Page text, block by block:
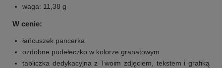
waga: 11,38 g
W cenie:
łańcuszek pancerka
ozdobne pudełeczko w kolorze granatowym
tabliczka dedykacyjna z Twoim zdjęciem, tekstem i grafiką